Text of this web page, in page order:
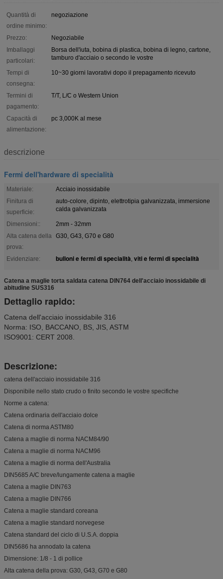
Quantità di
ordine minimo:
negoziazione
Prezzo:
Negoziabile
Imballaggi
particolari:
Borsa dell'iuta, bobina di plastica, bobina di legno, cartone,
tamburo d'acciaio o secondo le vostre
Tempi di
consegna:
10~30 giorni lavorativi dopo il prepagamento ricevuto
Termini di
pagamento:
T/T, L/C o Western Union
Capacità di
alimentazione:
pc 3,000K al mese
descrizione
Fermi dell'hardware di specialità
Materiale:
Acciaio inossidabile
Finitura di
superficie:
auto-colore, dipinto, elettrotipia galvanizzata, immersione
calda galvanizzata
Dimensioni::
2mm - 32mm
Alta catena della
prova:
G30, G43, G70 e G80
Evidenziare: bulloni e fermi di specialità, viti e fermi di specialità
Catena a maglie torta saldata catena DIN764 dell'acciaio inossidabile di
abitudine SUS316
Dettaglio rapido:
Catena dell'acciaio inossidabile 316
Norma: ISO, BACCANO, BS, JIS, ASTM
ISO9001: CERT 2008.
Descrizione:
catena dell'acciaio inossidabile 316
Disponibile nello stato crudo o finito secondo le vostre specifiche
Norme a catena:
Catena ordinaria dell'acciaio dolce
Catena di norma ASTM80
Catena a maglie di norma NACM84/90
Catena a maglie di norma NACM96
Catena a maglie di norma dell'Australia
DIN5685 A/C breve/lungamente catena a maglie
Catena a maglie DIN763
Catena a maglie DIN766
Catena a maglie standard coreana
Catena a maglie standard norvegese
Catena standard del ciclo di U.S.A. doppia
DIN5686 ha annodato la catena
Dimensione: 1/8 - 1 di pollice
Alta catena della prova: G30, G43, G70 e G80